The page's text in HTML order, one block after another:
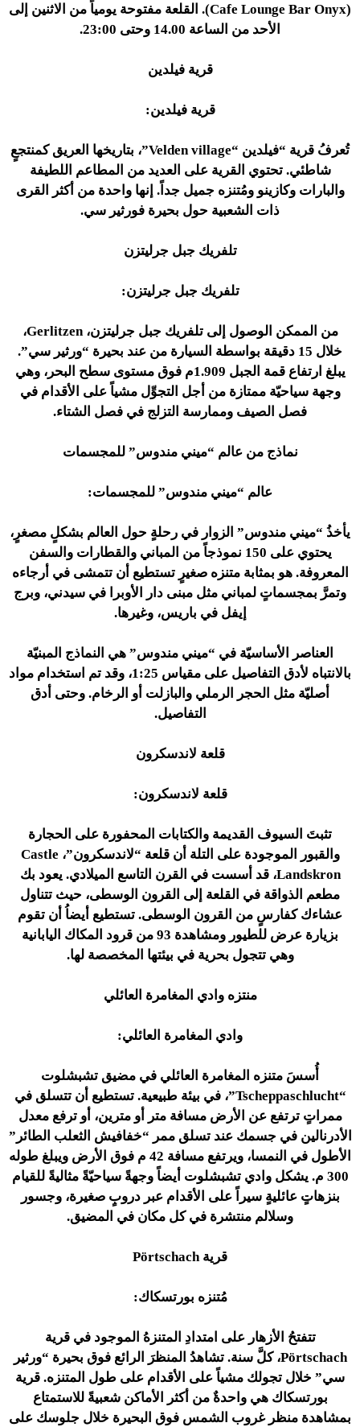
(Cafe Lounge Bar Onyx). القلعة مفتوحة يومياً من الاثنين إلى
الأحد من الساعة 14.00 وحتى 23:00.
قرية فيلدين
قرية فيلدين:
تُعرفُ قرية “فيلدين “Velden village”، بتاريخها العريق كمنتجعٍ
شاطئي. تحتوي القرية على العديد من المطاعم اللطيفة
والبارات وكازينو ومُتنزه جميل جداً. إنها واحدة من أكثر القرى
ذات الشعبية حول بحيرة فورثير سي.
تلفريك جبل جرليتزن
تلفريك جبل جرليتزن:
من الممكن الوصول إلى تلفريك جبل جرليتزن، Gerlitzen،
خلال 15 دقيقة بواسطة السيارة من عند بحيرة “ورثير سي”.
يبلغ ارتفاع قمة الجبل 1.909م فوق مستوى سطح البحر، وهي
وجهة سياحيّة ممتازة من أجل التجوِّل مشياً على الأقدام في
فصل الصيف وممارسة التزلج في فصل الشتاء.
نماذج من عالم “ميني مندوس” للمجسمات
عالم “ميني مندوس” للمجسمات:
يأخذُ “ميني مندوس” الزوار في رحلةٍ حول العالم بشكلٍ مصغرٍ،
يحتوي على 150 نموذجاً من المباني والقطارات والسفن
المعروفة. هو بمثابة متنزه صغيرٍ تستطيع أن تتمشى في أرجاءه
وتمرَّ بمجسماتٍ لمباني مثل مبنى دار الأوبرا في سيدني، وبرج
إيفل في باريس، وغيرها.
العناصر الأساسيّة في “ميني مندوس” هي النماذج المبنيّة
بالانتباه لأدق التفاصيل على مقياس 1:25، وقد تم استخدام مواد
أصليّة مثل الحجر الرملي والبازلت أو الرخام. وحتى أدق
التفاصيل.
قلعة لاندسكرون
قلعة لاندسكرون:
تثبتَ السيوف القديمة والكتابات المحفورة على الحجارة
والقبور الموجودة على التلة أن قلعة “لاندسكرون”، Castle
Landskron، قد أسست في القرن التاسع الميلادي. يعود بك
مطعم الذواقة في القلعة إلى القرون الوسطى، حيث تتناول
عشاءك كفارسٍ من القرون الوسطى. تستطيع أيضاُ أن تقوم
بزيارة عرض للطيور ومشاهدة 93 من قرود المكاك اليابانية
وهي تتجول بحرية في بيئتها المخصصة لها.
منتزه وادي المغامرة العائلي
وادي المغامرة العائلي:
أُسسَ متنزه المغامرة العائلي في مضيق تشبشلوت
“Tscheppaschlucht”، في بيئة طبيعية. تستطيع أن تتسلق في
ممراتٍ ترتفع عن الأرض مسافة متر أو مترين، أو ترفع معدل
الأدرنالين في جسمك عند تسلق ممر “خفافيش الثعلب الطائر”
الأطول في النمسا، ويرتفع مسافة 42 م فوق الأرض ويبلغ طوله
300 م. يشكل وادي تشبشلوت أيضاً وجهةً سياحيّةً مثاليةً للقيام
بنزهاتٍ عائليةٍ سيراً على الأقدام عبر دروبٍ صغيرة، وجسور
وسلالم منتشرة في كل مكان في المضيق.
قرية Pörtschach
مُتنزه بورتسكاك:
تتفتحُ الأزهار على امتدادِ المتنزهُ الموجود في قرية
Pörtschach، كلَّ سنة. تشاهدُ المنظرَ الرائع فوق بحيرة “ورثير
سي” خلال تجولك مشياً على الأقدام على طول المتنزه. قرية
بورتسكاك هي واحدةٌ من أكثر الأماكن شعبيةً للاستمتاع
بمشاهدة منظر غروب الشمس فوق البحيرة خلال جلوسك على